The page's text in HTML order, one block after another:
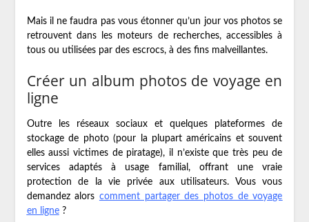
Mais il ne faudra pas vous étonner qu’un jour vos photos se
retrouvent dans les moteurs de recherches, accessibles à
tous ou utilisées par des escrocs, à des fins malveillantes.
Créer un album photos de voyage en
ligne
Outre les réseaux sociaux et quelques plateformes de
stockage de photo (pour la plupart américains et souvent
elles aussi victimes de piratage), il n’existe que très peu de
services adaptés à usage familial, offrant une vraie
protection de la vie privée aux utilisateurs. Vous vous
demandez alors comment partager des photos de voyage
en ligne?